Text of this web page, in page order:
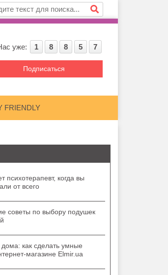
уже: 1 8 8 5 7
Подписаться
FRIENDLY
психотерапевт, когда вы
от всего
советы по выбору подушек
как сделать умные
магазине Elmir.ua